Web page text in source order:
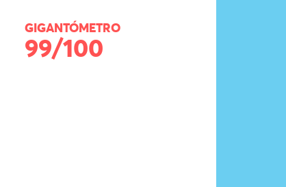
GIGANTÓMETRO
99/100